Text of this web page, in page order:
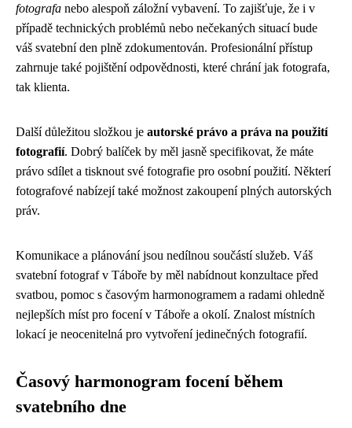
fotografa nebo alespoň záložní vybavení. To zajišťuje, že i v
případě technických problémů nebo nečekaných situací bude
váš svatební den plně zdokumentován. Profesionální přístup
zahrnuje také pojištění odpovědnosti, které chrání jak fotografa,
tak klienta.
Další důležitou složkou je autorské právo a práva na použití
fotografií. Dobrý balíček by měl jasně specifikovat, že máte
právo sdílet a tisknout své fotografie pro osobní použití. Některí
fotografové nabízejí také možnost zakoupení plných autorských
práv.
Komunikace a plánování jsou nedílnou součástí služeb. Váš
svatební fotograf v Táboře by měl nabídnout konzultace před
svatbou, pomoc s časovým harmonogramem a radami ohledně
nejlepších míst pro focení v Táboře a okolí. Znalost místních
lokací je neocenitelná pro vytvoření jedinečných fotografií.
Časový harmonogram focení během
svatebního dne